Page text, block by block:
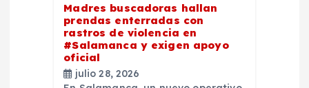
Madres buscadoras hallan
prendas enterradas con
rastros de violencia en
#Salamanca y exigen apoyo
oficial
julio 28, 2026